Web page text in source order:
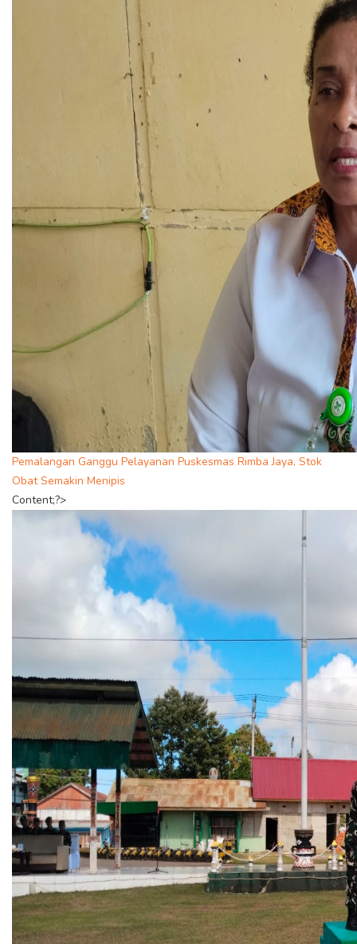
Pemalangan Ganggu Pelayanan Puskesmas Rimba Jaya, Stok
Obat Semakin Menipis
Content;?>